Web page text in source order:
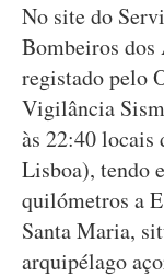
No site do
Bombeiros dos
registado pelo
Vigilância
às 22:40 locais
Lisboa), tendo
quilómetros a
Santa Maria,
arquipélago